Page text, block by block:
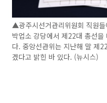
▲광주시선거관리위원회 직원
박업소 강당에서 제22대 총선
다. 중앙선관위는 지난해 말 제
겠다고 밝힌 바 있다. (뉴시스)